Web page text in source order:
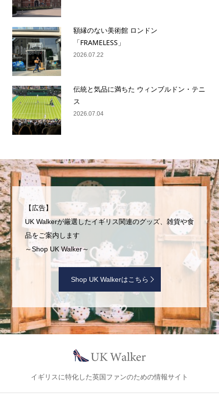
額縁のない美術館 ロンドン
「FRAMELESS」
2026.07.22
伝統と気品に満ちた ウィンブルドン・テニ
ス
2026.07.04
【広告】
UK Walkerが厳選したイギリス関連のグッズ、雑貨や食
品をご案内します
～Shop UK Walker～
Shop UK Walkerはこちら
イギリスに特化した英国ファンのための情報サイト